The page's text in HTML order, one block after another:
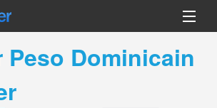
Peso Dominicain